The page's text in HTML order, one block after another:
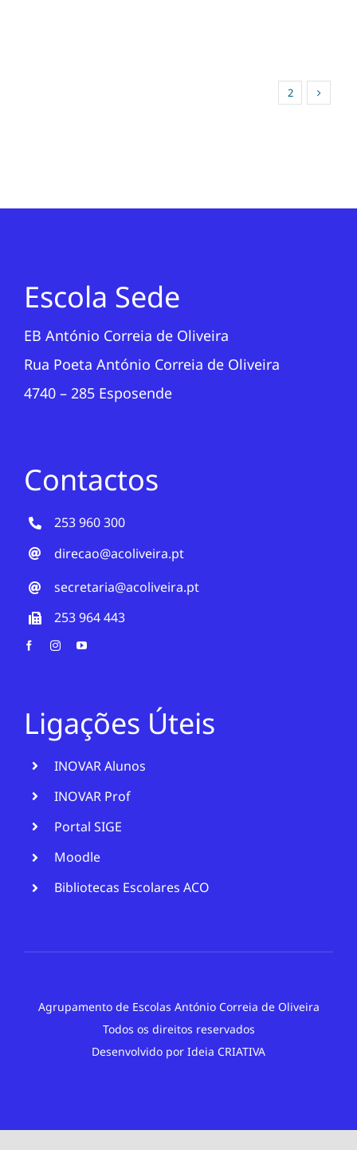
2
Escola Sede
EB António Correia de Oliveira
Rua Poeta António Correia de Oliveira
4740 – 285 Esposende
Contactos
253 960 300
direcao@acoliveira.pt
secretaria@acoliveira.pt
253 964 443
Ligações Úteis
INOVAR Alunos
INOVAR Prof
Portal SIGE
Moodle
Bibliotecas Escolares ACO
Agrupamento de Escolas António Correia de Oliveira
Todos os direitos reservados
Desenvolvido por Ideia CRIATIVA